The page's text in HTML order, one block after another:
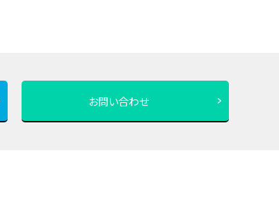
お問い合わせ